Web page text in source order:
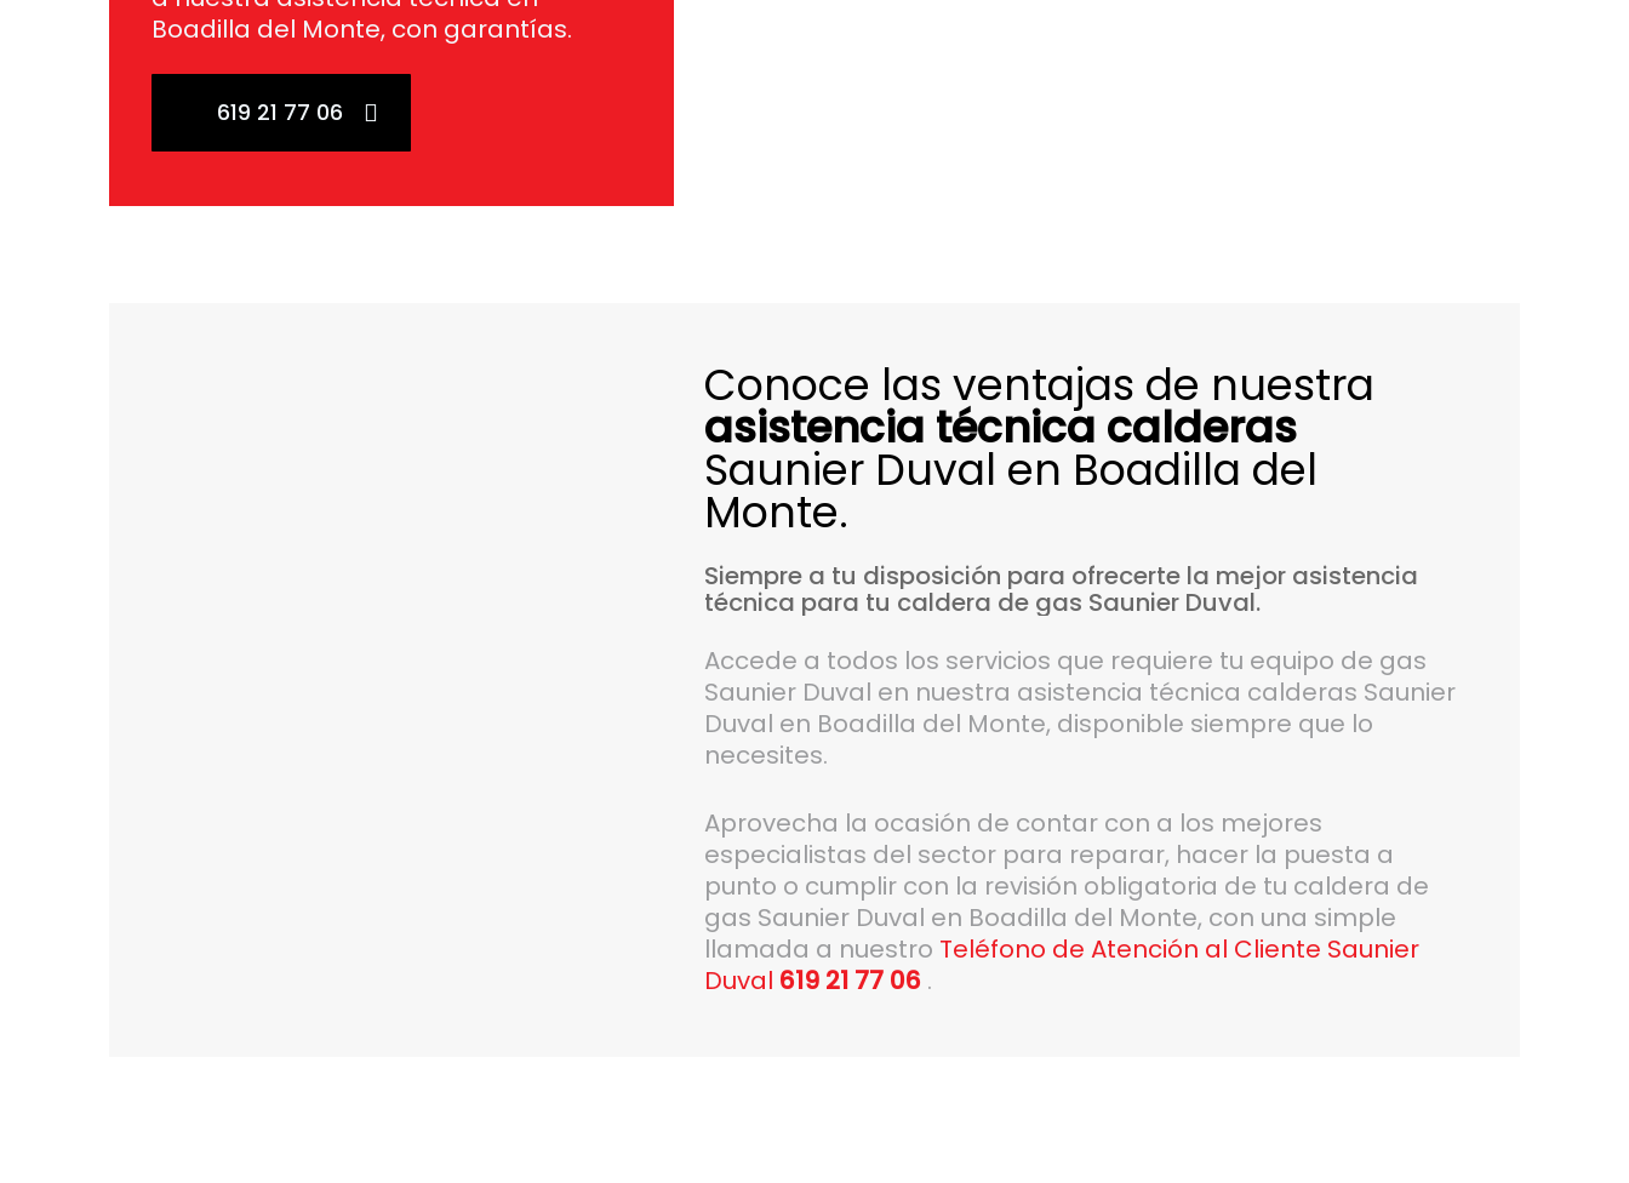
Boadilla del Monte, con garantías.
619 21 77 06
Conoce las ventajas de nuestra
asistencia técnica calderas
Saunier Duval en Boadilla del
Monte.
Siempre a tu disposición para ofrecerte la mejor asistencia
técnica para tu caldera de gas Saunier Duval.
Accede a todos los servicios que requiere tu equipo de gas
Saunier Duval en nuestra asistencia técnica calderas Saunier
Duval en Boadilla del Monte, disponible siempre que lo
necesites.
Aprovecha la ocasión de contar con a los mejores
especialistas del sector para reparar, hacer la puesta a
punto o cumplir con la revisión obligatoria de tu caldera de
gas Saunier Duval en Boadilla del Monte, con una simple
llamada a nuestro Teléfono de Atención al Cliente Saunier
Duval 619 21 77 06 .